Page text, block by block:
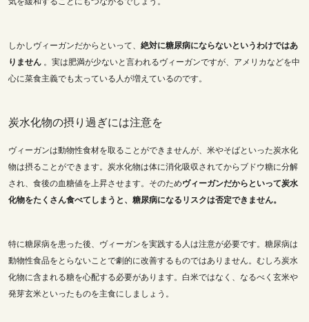
しかしヴィーガンだからといって、 絶対に糖尿病にならないというわけではあ
りません 。実は肥満が少ないと言われるヴィーガンですが、アメリカなどを中
心に菜食主義でも太っている人が増えているのです。
炭水化物の摂り過ぎには注意を
ヴィーガンは動物性食材を取ることができませんが、米やそばといった炭水化
物は摂ることができます。炭水化物は体に消化吸収されてからブドウ糖に分解
され、食後の血糖値を上昇させます。そのためヴィーガンだからといって炭水
化物をたくさん食べてしまうと、糖尿病になるリスクは否定できません。
特に糖尿病を患った後、ヴィーガンを実践する人は注意が必要です。糖尿病は
動物性食品をとらないことで劇的に改善するものではありません。むしろ炭水
化物に含まれる糖を心配する必要があります。白米ではなく、なるべく玄米や
発芽玄米といったものを主食にしましょう。